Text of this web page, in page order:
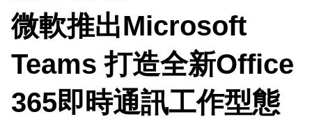
微軟推出Microsoft
Teams 打造全新Office
365即時通訊工作型態